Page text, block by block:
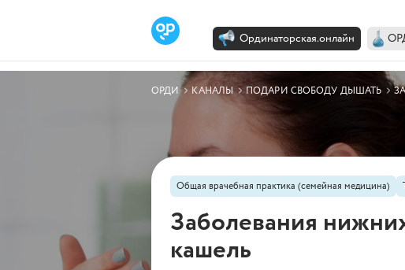
Ординаторская.онлайн
Лента Каналы Об
ОРДИ КАНАЛЫ ПОДАРИ СВОБОДУ ДЫШАТЬ
Общая врачебная практика (семейная медицина)
Заболевания
кашель